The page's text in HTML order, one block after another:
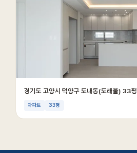
경기도 고양시 덕양구 도내동(도래울) 33평
아파트 33평